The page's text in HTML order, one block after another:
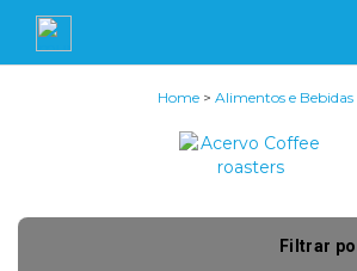
Home > Alimentos e Bebidas